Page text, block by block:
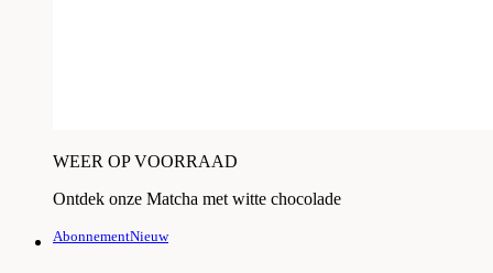
WEER OP VOORRAAD
Ontdek onze Matcha met witte chocolade
AbonnementNieuw